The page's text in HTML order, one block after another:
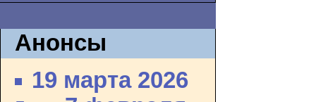
Анонсы
19 марта 2026